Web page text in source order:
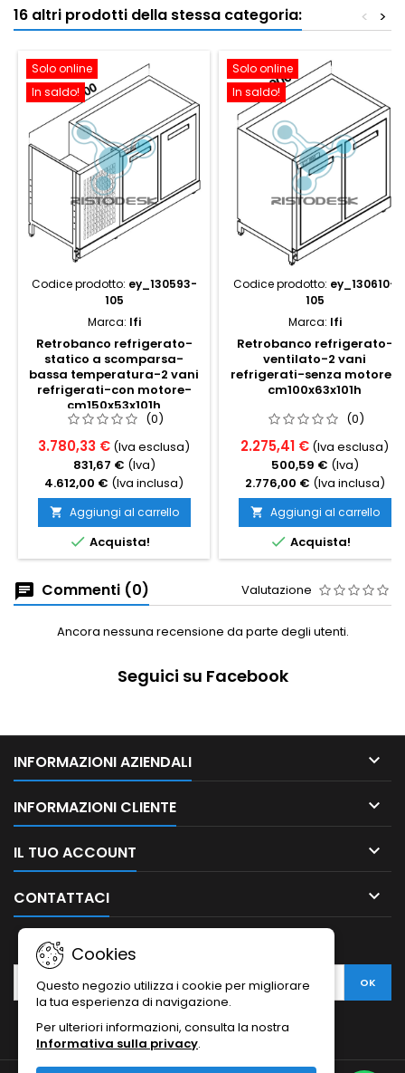
16 altri prodotti della stessa categoria: >
<
Solo online
In saldo!
Codice prodotto: ey_130593-
105
Marca: Ifi
Retrobanco refrigerato-
statico a scomparsa-
bassa temperatura-2 vani
refrigerati-con motore-
cm150x53x101h
(0)
3.780,33 € (Iva esclusa)
831,67 € (Iva)
4.612,00 € (Iva inclusa)
 Aggiungi al carrello
 Acquista!
Solo online
In saldo!
Codice prodotto: ey_130610-
105
Marca: Ifi
Retrobanco refrigerato-
ventilato-2 vani
refrigerati-senza motore-
cm100x63x101h
(0)
2.275,41 € (Iva esclusa)
500,59 € (Iva)
2.776,00 € (Iva inclusa)
 Aggiungi al carrello
 Acquista!
Commenti (0) Valutazione
Ancora nessuna recensione da parte degli utenti.
Seguici su Facebook
INFORMAZIONI AZIENDALI 
INFORMAZIONI CLIENTE 
IL TUO ACCOUNT 
CONTATTACI 
Cookies
Questo negozio utilizza i cookie per migliorare
la tua esperienza di navigazione.
Per ulteriori informazioni, consulta la nostra
Informativa sulla privacy.